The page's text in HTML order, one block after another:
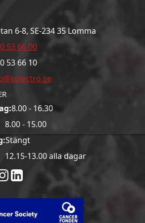
6-8, SE-234 35 Lomma
53 66 00
53 66 10
8.00 - 16.30
8.00 - 15.00
Stängt
12.15-13.00 alla dagar